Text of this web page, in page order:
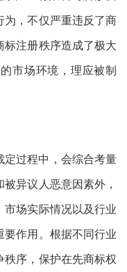
为，不仅严重违反了商
标注册秩序造成了极大
市场环境，理应被制
定过程中，会综合考量
异议人恶意因素外，
市场实际情况以及行业
要作用。根据不同行业
秩序，保护在先商标权